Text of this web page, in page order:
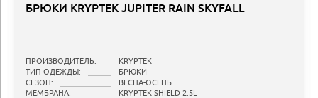
БРЮКИ KRYPTEK JUPITER RAIN SKYFALL
ПРОИЗВОДИТЕЛЬ:
KRYPTEK
ТИП ОДЕЖДЫ:
БРЮКИ
СЕЗОН:
ВЕСНА-ОСЕНЬ
МЕМБРАНА:
KRYPTEK SHIELD 2.5L